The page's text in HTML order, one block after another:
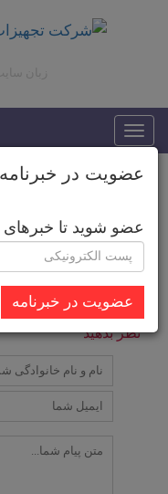
عضویت در خبرنامه
عضو شوید تا خبرهای
عضویت در خبرنامه
Toggle
navigation
نظر بدهید